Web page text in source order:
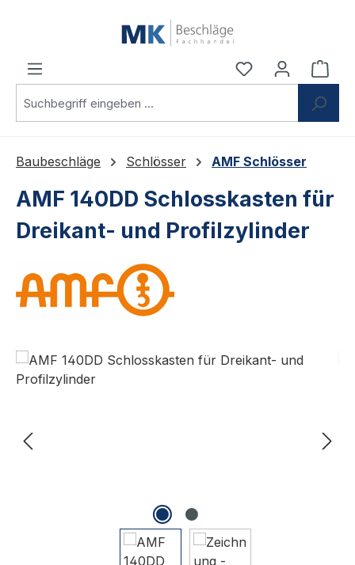
Du hast 0
Baubeschläge Schlösser AMF Schlösser
AMF 140DD Schlosskasten für
Dreikant- und Profilzylinder